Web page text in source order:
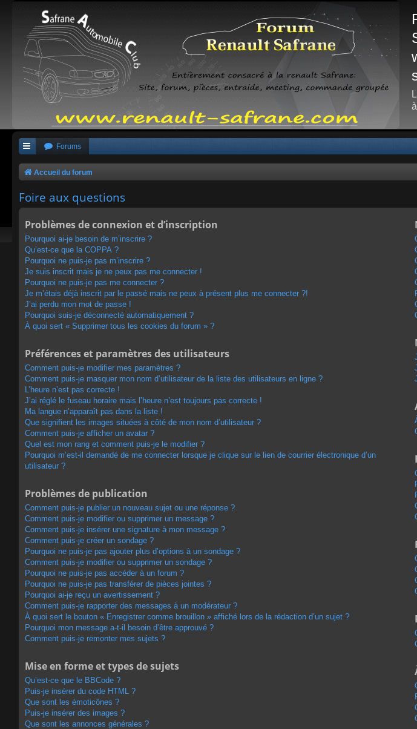
Forums
Accueil du forum
Foire aux questions
Problèmes de connexion et d’inscription
Pourquoi ai-je besoin de m’inscrire ?
Qu’est-ce que la COPPA ?
Pourquoi ne puis-je pas m’inscrire ?
Je suis inscrit mais je ne peux pas me connecter !
Pourquoi ne puis-je pas me connecter ?
Je m’étais déjà inscrit par le passé mais ne peux à présent plus me connecter ?!
J’ai perdu mon mot de passe !
Pourquoi suis-je déconnecté automatiquement ?
À quoi sert « Supprimer tous les cookies du forum » ?
Préférences et paramètres des utilisateurs
Comment puis-je modifier mes paramètres ?
Comment puis-je masquer mon nom d’utilisateur de la liste des utilisateurs en ligne ?
L’heure n’est pas correcte !
J’ai réglé le fuseau horaire mais l’heure n’est toujours pas correcte !
Ma langue n’apparaît pas dans la liste !
Que signifient les images situées à côté de mon nom d’utilisateur ?
Comment puis-je afficher un avatar ?
Quel est mon rang et comment puis-je le modifier ?
Pourquoi m’est-il demandé de me connecter lorsque je clique sur le lien de courrier électronique d’un
utilisateur ?
Problèmes de publication
Comment puis-je publier un nouveau sujet ou une réponse ?
Comment puis-je modifier ou supprimer un message ?
Comment puis-je insérer une signature à mon message ?
Comment puis-je créer un sondage ?
Pourquoi ne puis-je pas ajouter plus d’options à un sondage ?
Comment puis-je modifier ou supprimer un sondage ?
Pourquoi ne puis-je pas accéder à un forum ?
Pourquoi ne puis-je pas transférer de pièces jointes ?
Pourquoi ai-je reçu un avertissement ?
Comment puis-je rapporter des messages à un modérateur ?
À quoi sert le bouton « Enregistrer comme brouillon » affiché lors de la rédaction d’un sujet ?
Pourquoi mon message a-t-il besoin d’être approuvé ?
Comment puis-je remonter mes sujets ?
Mise en forme et types de sujets
Qu’est-ce que le BBCode ?
Puis-je insérer du code HTML ?
Que sont les émoticônes ?
Puis-je insérer des images ?
Que sont les annonces générales ?